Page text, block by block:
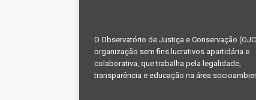
O Observatório de Justiça e Conservação
organização sem fins lucrativos apartidária e
colaborativa, que trabalha pela legalidade,
transparência e educação na área